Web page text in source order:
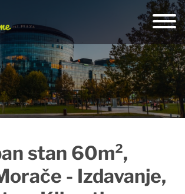
stan 60m²,
- Izdavanje,